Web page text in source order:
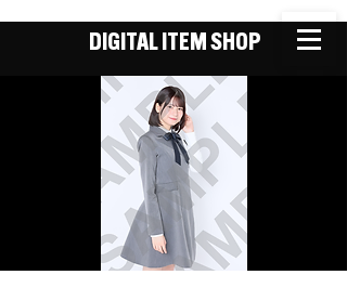
DIGITAL ITEM SHOP